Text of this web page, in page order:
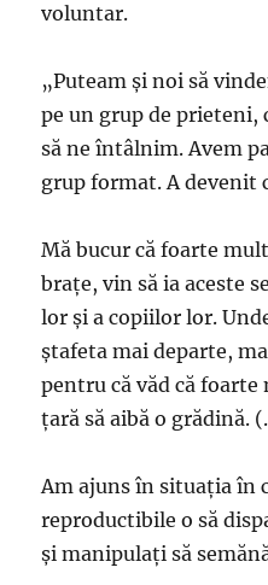
voluntar.
„Puteam şi noi să
pe un grup de prieteni,
să ne întâlnim. Avem
grup format. A devenit
Mă bucur că foarte
braţe, vin să ia aceste
lor şi a copiilor lor.
ştafeta mai departe,
pentru că văd că
ţară să aibă o grădină.
Am ajuns în situaţia în
reproductibile o să
şi manipulaţi să